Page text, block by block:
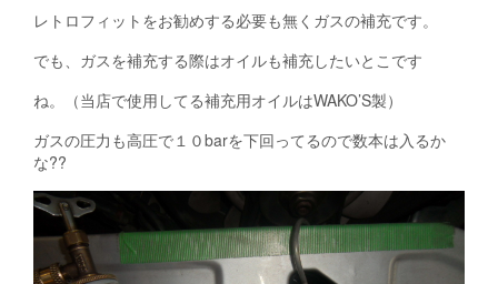
レトロフィットをお勧めする必要も無くガスの補充です。
でも、ガスを補充する際はオイルも補充したいとこです
ね。（当店で使用してる補充用オイルはWAKO’S製）
ガスの圧力も高圧で１０barを下回ってるので数本は入るか
な??